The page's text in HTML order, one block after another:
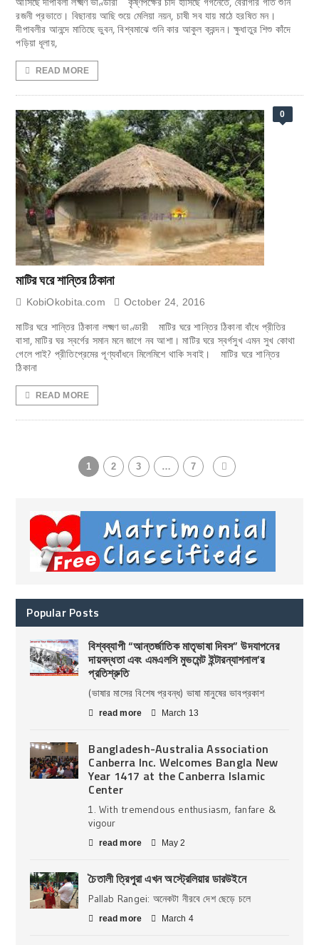
রজনী প্রভাতে। বিছানায় আছি শুয়ে মেলিয়া নয়ন, চাষী সব যায় মাঠে হরষিত মন।
দীপাবলীর আনন্দে মাতিছে ভুবন, বিশ্বমাঝে শুনি কার আকুল ক্রন্দন। ক্ষুধাতুর শিশু কাঁদে
পড়িয়া ধূলায়,
READ MORE
0
মাটির ঘরে শান্তির ঠিকানা
KobiOkobita.com October 24, 2016
মাটির ঘরে শান্তির ঠিকানা লক্ষ্মণ ভাণ্ডারী মাটির ঘরে শান্তির ঠিকানা বাঁধে প্রীতির
বাসা, মাটির ঘর স্বর্গের সমান মনে জাগে নব আশা। মাটির ঘরে স্বর্গসুখ এমন সুখ কোথা
গেলে পাই? প্রীতিপ্রেমের পূণ্যবাঁধনে মিলেমিশে থাকি সবাই। মাটির ঘরে শান্তির
ঠিকানা
READ MORE
1 2 3 … 7
Popular Posts
বিশ্বব্যাপী “আন্তর্জাতিক মাতৃভাষা দিবস” উদযাপনের
দায়বদ্ধতা এবং এমএলসি মুভমেন্ট ইন্টারন্যাশনাল’র
প্রতিশ্রুতি
(ভাষার মাসের বিশেষ প্রবন্ধ) ভাষা মানুষের ভাবপ্রকাশ
read more March 13
Bangladesh-Australia Association
Canberra Inc. Welcomes Bangla New
Year 1417 at the Canberra Islamic
Center
1. With tremendous enthusiasm, fanfare &
vigour
read more May 2
চৈতালী ত্রিপুরা এখন অস্ট্রেলিয়ার ডারউইনে
Pallab Rangei: অনেকটা নীরবে দেশ ছেড়ে চলে
read more March 4